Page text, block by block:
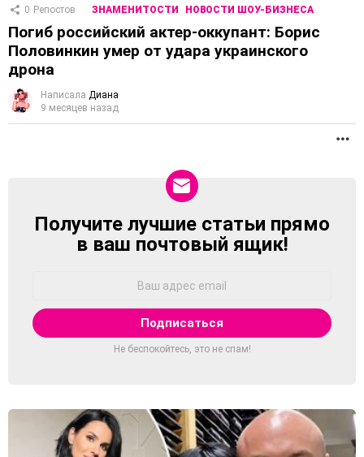
0 Репостов ЗНАМЕНИТОСТИ НОВОСТИ ШОУ-БИЗНЕСА
Погиб российский актер-оккупант: Борис
Половинкин умер от удара украинского
дрона
Написала Диана
9 месяцев назад
NEWSLETTER
Получите лучшие статьи прямо
в ваш почтовый ящик!
Не беспокойтесь, это не спам!